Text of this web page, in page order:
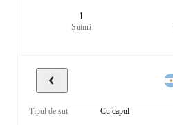
1
Șuturi
Tipul de șut Cu capul